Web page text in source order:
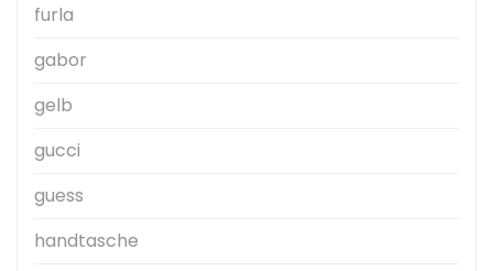
furla
gabor
gelb
gucci
guess
handtasche